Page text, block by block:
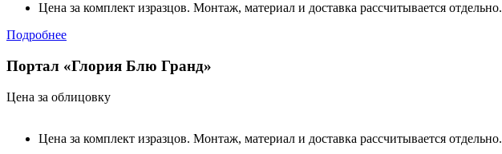
Цена за комплект изразцов. Монтаж, материал и доставка рассчитывается отдельно.
Подробнее
Портал «Глория Блю Гранд»
Цена за облицовку
Цена за комплект изразцов. Монтаж, материал и доставка рассчитывается отдельно.